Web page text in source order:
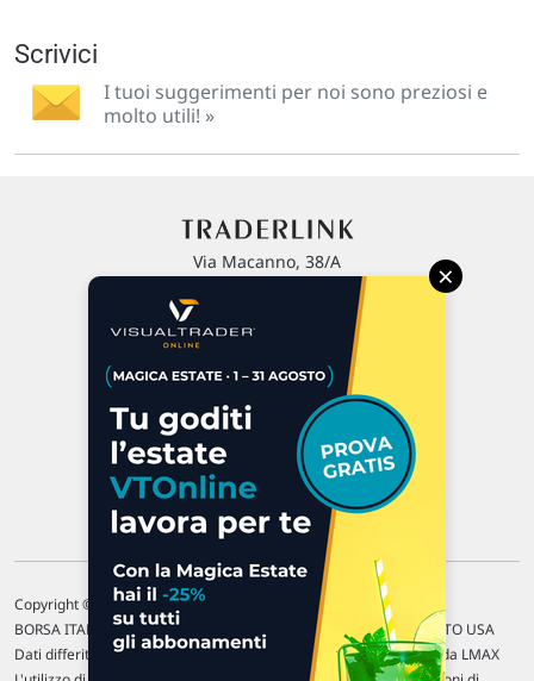
Scrivici
I tuoi suggerimenti per noi sono preziosi e
molto utili! »
Via Macanno, 38/A
P.IVA 02 452 460 401
Chi siamo
Commenti e segnalazioni
Contattaci
Copyright © 1996-2026 Traderlink Italia s.r.l.
BORSA ITALIANA Quotazioni di borsa differite di 15 min. / MERCATO USA
Dati differiti di 15 min. (fonte Intrinio) / FOREX Quotazioni fornite da LMAX
×